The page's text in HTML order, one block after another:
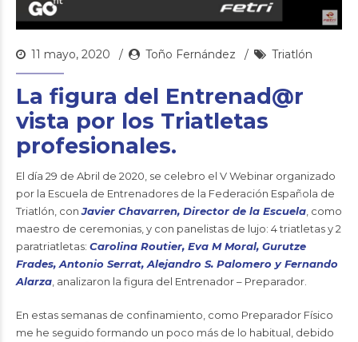
11 mayo, 2020 Toño Fernández Triatlón
La figura del Entrenad@r
vista por los Triatletas
profesionales.
El día 29 de Abril de 2020, se celebro el V Webinar organizado
por la Escuela de Entrenadores de la Federación Española de
Triatlón, conJavier Chavarren, Director de la Escuela , como
maestro de ceremonias, y con panelistas de lujo: 4 triatletas y 2
paratriatletas: Carolina Routier, Eva M Moral, Gurutze
Frades, Antonio Serrat, Alejandro S. Palomero y Fernando
Alarza , analizaron la figura del Entrenador – Preparador.
En estas semanas de confinamiento, como Preparador Físico
me he seguido formando un poco más de lo habitual, debido